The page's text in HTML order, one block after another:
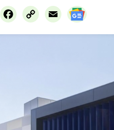
FacebookCopy
Link
Email